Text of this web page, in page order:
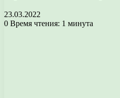
23.03.2022
0 Время чтения: 1 минута